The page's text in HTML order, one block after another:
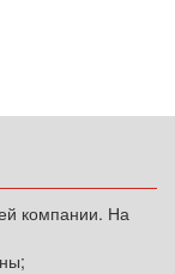
компании. На